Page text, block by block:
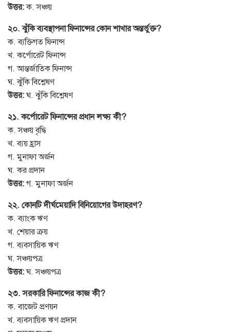
উত্তর:ক. সঞ্চয়
২০. ঝুঁকি ব্যবস্থাপনা ফিনান্সের কোন শাখার অন্তর্ভুক্ত?
ক. ব্যক্তিগত ফিনান্স
খ. কর্পোরেট ফিনান্স
গ. আন্তর্জাতিক ফিনান্স
ঘ. ঝুঁকি বিশ্লেষণ
উত্তর:ঘ. ঝুঁকি বিশ্লেষণ
২১. কর্পোরেট ফিনান্সের প্রধান লক্ষ্য কী?
ক. সঞ্চয় বৃদ্ধি
খ. ব্যয় হ্রাস
গ. মুনাফা অর্জন
ঘ. কর প্রদান
উত্তর: গ. মুনাফা অর্জন
২২. কোনটি দীর্ঘমেয়াদি বিনিয়োগের উদাহরণ?
ক. ব্যাংক ঋণ
খ. শেয়ার ক্রয়
গ. ব্যবসায়িক ঋণ
ঘ. সঞ্চয়পত্র
উত্তর:ঘ. সঞ্চয়পত্র
২৩. সরকারি ফিনান্সের কাজ কী?
ক. বাজেট প্রণয়ন
খ. ব্যবসায়িক ঋণ প্রদান